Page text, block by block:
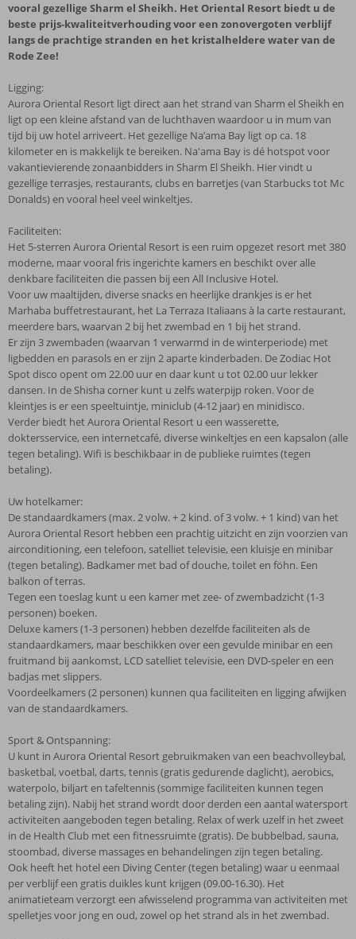
vooral gezellige Sharm el Sheikh. Het Oriental Resort biedt u de
beste prijs-kwaliteitverhouding voor een zonovergoten verblijf
langs de prachtige stranden en het kristalheldere water van de
Rode Zee!
Ligging:
Aurora Oriental Resort ligt direct aan het strand van Sharm el Sheikh en
ligt op een kleine afstand van de luchthaven waardoor u in mum van
tijd bij uw hotel arriveert. Het gezellige Na’ama Bay ligt op ca. 18
kilometer en is makkelijk te bereiken. Na'ama Bay is dé hotspot voor
vakantievierende zonaanbidders in Sharm El Sheikh. Hier vindt u
gezellige terrasjes, restaurants, clubs en barretjes (van Starbucks tot Mc
Donalds) en vooral heel veel winkeltjes.
Faciliteiten:
Het 5-sterren Aurora Oriental Resort is een ruim opgezet resort met 380
moderne, maar vooral fris ingerichte kamers en beschikt over alle
denkbare faciliteiten die passen bij een All Inclusive Hotel.
Voor uw maaltijden, diverse snacks en heerlijke drankjes is er het
Marhaba buffetrestaurant, het La Terraza Italiaans à la carte restaurant,
meerdere bars, waarvan 2 bij het zwembad en 1 bij het strand.
Er zijn 3 zwembaden (waarvan 1 verwarmd in de winterperiode) met
ligbedden en parasols en er zijn 2 aparte kinderbaden. De Zodiac Hot
Spot disco opent om 22.00 uur en daar kunt u tot 02.00 uur lekker
dansen. In de Shisha corner kunt u zelfs waterpijp roken. Voor de
kleintjes is er een speeltuintje, miniclub (4-12 jaar) en minidisco.
Verder biedt het Aurora Oriental Resort u een wasserette,
doktersservice, een internetcafé, diverse winkeltjes en een kapsalon (alle
tegen betaling). Wifi is beschikbaar in de publieke ruimtes (tegen
betaling).
Uw hotelkamer:
De standaardkamers (max. 2 volw. + 2 kind. of 3 volw. + 1 kind) van het
Aurora Oriental Resort hebben een prachtig uitzicht en zijn voorzien van
airconditioning, een telefoon, satelliet televisie, een kluisje en minibar
(tegen betaling). Badkamer met bad of douche, toilet en föhn. Een
balkon of terras.
Tegen een toeslag kunt u een kamer met zee- of zwembadzicht (1-3
personen) boeken.
Deluxe kamers (1-3 personen) hebben dezelfde faciliteiten als de
standaardkamers, maar beschikken over een gevulde minibar en een
fruitmand bij aankomst, LCD satelliet televisie, een DVD-speler en een
badjas met slippers.
Voordeelkamers (2 personen) kunnen qua faciliteiten en ligging afwijken
van de standaardkamers.
Sport & Ontspanning:
U kunt in Aurora Oriental Resort gebruikmaken van een beachvolleybal,
basketbal, voetbal, darts, tennis (gratis gedurende daglicht), aerobics,
waterpolo, biljart en tafeltennis (sommige faciliteiten kunnen tegen
betaling zijn). Nabij het strand wordt door derden een aantal watersport
activiteiten aangeboden tegen betaling. Relax of werk uzelf in het zweet
in de Health Club met een fitnessruimte (gratis). De bubbelbad, sauna,
stoombad, diverse massages en behandelingen zijn tegen betaling.
Ook heeft het hotel een Diving Center (tegen betaling) waar u eenmaal
per verblijf een gratis duikles kunt krijgen (09.00-16.30). Het
animatieteam verzorgt een afwisselend programma van activiteiten met
spelletjes voor jong en oud, zowel op het strand als in het zwembad.